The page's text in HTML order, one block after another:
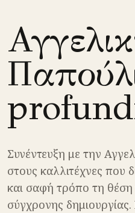
Συνέντευξη με την
στους καλλιτέχνες που
και σαφή τρόπο τη
σύγχρονης